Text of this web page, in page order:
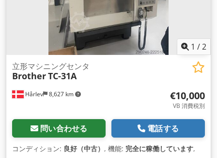
1 /2
Hårlev 8,627 km
立形マシニングセンタ
BrotherTC-31A
€10,000
VB 消費税別
問い合わせる 電話する
コンディション: 良好（中古） , 機能: 完全に稼働しています,